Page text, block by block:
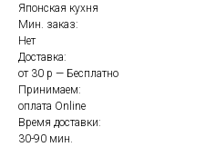
Японская кухня
Мин. заказ:
Нет
Доставка:
от 30 р — Бесплатно
Принимаем:
оплата Online
Время доставки:
30-90 мин.